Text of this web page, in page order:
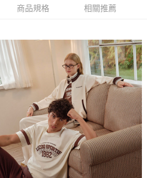
，「大哥付你分期」於每月結算日後寄送繳費提
，可選擇「超商條碼／台灣大直營門市／銀行轉
」等通路繳費。
股份有限公司」（以下簡稱本公司）所提供，讓
務購買商品或服務，並由商店將買賣／分期付款
，依約使用本公司帳單繳交帳款。
付你分期」之契約關係目的，商店將以您的個人
址）提供予台灣大哥大進項蒐集、處理及利用，
帳單所需資料之確認、核對及更正。
閱以下連結：https://oppay.tw/userRule
】
商品之後才付款」的支付方式。 讓您購物簡單
簡訊認證，即可結帳。
務後，再付款。
流程】
先享後付」後，將跳轉至「AFTEE先享後付」
確認金額後，即可完成結帳。
收到繳費通知簡訊。
天內，點擊此簡訊中的連結，可透過四大超商／
式進行付款，方視為交易完成。
下不需立刻繳費，但若您需要取消訂單，請聯絡
同意取消之訂單仍視為有效，需透過AFTEE先享
先享後付 」之結帳頁面顯示為準，若有關於
消欲退款等相關疑問，請聯繫「AFTEE先享後付
support/home
商品規格 相關推薦